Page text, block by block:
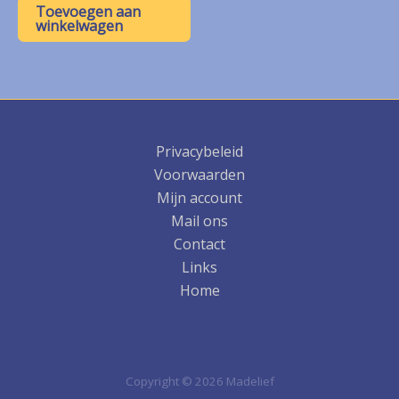
Toevoegen aan
winkelwagen
Privacybeleid
Voorwaarden
Mijn account
Mail ons
Contact
Links
Home
Copyright © 2026 Madelief